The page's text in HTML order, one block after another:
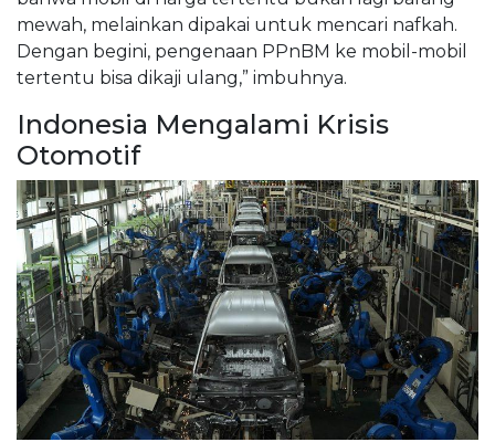
mewah, melainkan dipakai untuk mencari nafkah.
Dengan begini, pengenaan PPnBM ke mobil-mobil
tertentu bisa dikaji ulang,” imbuhnya.
Indonesia Mengalami Krisis
Otomotif